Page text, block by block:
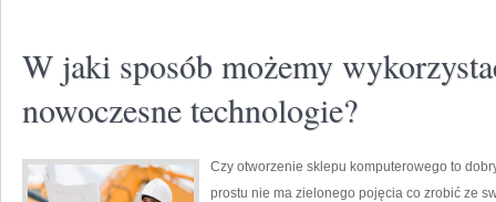
W jaki sposób możemy
nowoczesne technologie?
Czy otworzenie sklepu komputerowego to
prostu nie ma zielonego pojęcia co zrobić ze